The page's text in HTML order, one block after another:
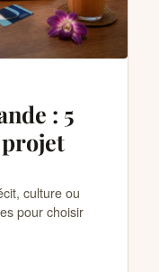
: 5
culture ou
pour choisir